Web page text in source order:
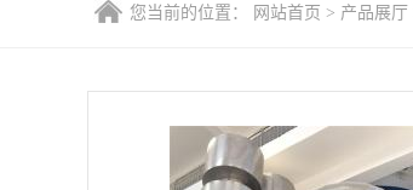
您当前的位置： 网站首页 > 产品展厅